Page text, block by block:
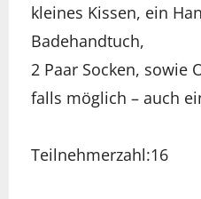
kleines Kissen, ein
Badehandtuch,
2 Paar Socken, sowie
falls möglich – auch
Teilnehmerzahl:16